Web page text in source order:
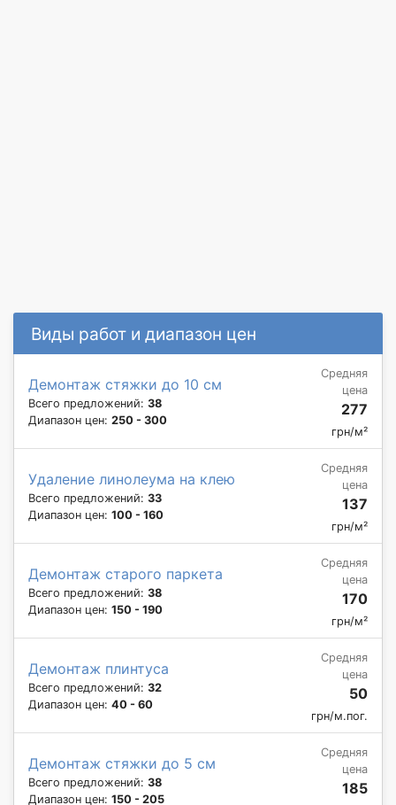
Виды работ и диапазон цен
Демонтаж стяжки до 10 см
Всего предложений: 38
Диапазон цен: 250 - 300
Средняя
цена
277
грн/м²
Удаление линолеума на клею
Всего предложений: 33
Диапазон цен: 100 - 160
Средняя
цена
137
грн/м²
Демонтаж старого паркета
Всего предложений: 38
Диапазон цен: 150 - 190
Средняя
цена
170
грн/м²
Демонтаж плинтуса
Всего предложений: 32
Диапазон цен: 40 - 60
Средняя
цена
50
грн/м.пог.
Демонтаж стяжки до 5 см
Всего предложений: 38
Диапазон цен: 150 - 205
Средняя
цена
185